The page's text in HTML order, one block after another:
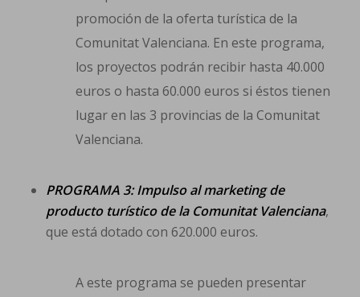
promoción de la oferta turística de la
Comunitat Valenciana. En este programa,
los proyectos podrán recibir hasta 40.000
euros o hasta 60.000 euros si éstos tienen
lugar en las 3 provincias de la Comunitat
Valenciana.
PROGRAMA 3: Impulso al marketing de
producto turístico de la Comunitat Valenciana,
que está dotado con 620.000 euros.
A este programa se pueden presentar